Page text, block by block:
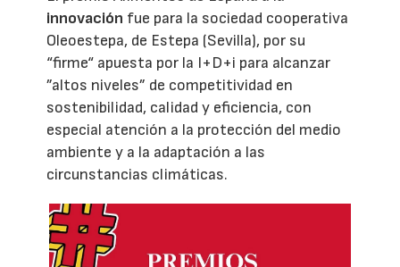
innovación fue para la sociedad cooperativa
Oleoestepa, de Estepa (Sevilla), por su
“firme“ apuesta por la I+D+i para alcanzar
”altos niveles” de competitividad en
sostenibilidad, calidad y eficiencia, con
especial atención a la protección del medio
ambiente y a la adaptación a las
circunstancias climáticas.